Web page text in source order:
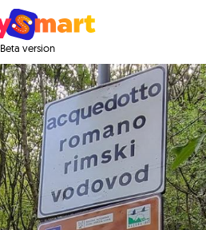
Beta version